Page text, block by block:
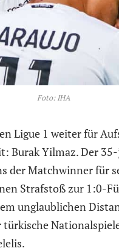
Foto: IHA
Ligue 1 weiter für
Burak Yilmaz. Der
der Matchwinner für
Strafstoß zur 1:0-
unglaublichen
türkische